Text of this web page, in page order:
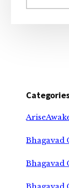
website
Bhagavad
Bhagavad
Bhagavad